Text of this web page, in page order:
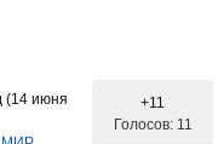
(14 июня
+11
Голосов: 11